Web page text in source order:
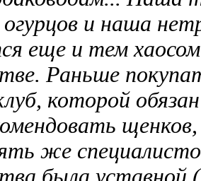
и наша
еще и тем
Раньше
которой
же